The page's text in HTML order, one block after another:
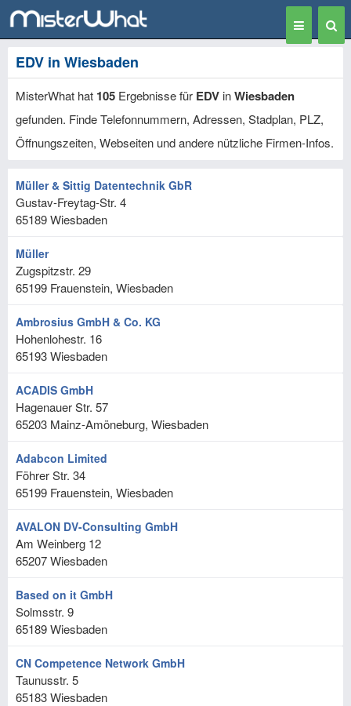
Toggle
navigation
EDV in Wiesbaden
MisterWhat hat 105 Ergebnisse für EDV inWiesbaden
gefunden. Finde Telefonnummern, Adressen, Stadplan, PLZ,
Öffnungszeiten, Webseiten und andere nützliche Firmen-Infos.
Müller & Sittig Datentechnik GbR
Gustav-Freytag-Str. 4
65189Wiesbaden
Müller
Zugspitzstr. 29
65199 Frauenstein, Wiesbaden
Ambrosius GmbH & Co. KG
Hohenlohestr. 16
65193Wiesbaden
ACADIS GmbH
Hagenauer Str. 57
65203 Mainz-Amöneburg, Wiesbaden
Adabcon Limited
Föhrer Str. 34
65199 Frauenstein, Wiesbaden
AVALON DV-Consulting GmbH
Am Weinberg 12
65207Wiesbaden
Based on it GmbH
Solmsstr. 9
65189Wiesbaden
CN Competence Network GmbH
Taunusstr. 5
65183Wiesbaden